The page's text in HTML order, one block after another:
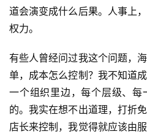
道会演变成什么后果。人事上
权力。
有些人曾经问过我这个问题，
单，成本怎么控制？我不知道
一个组织里边，每个层级、每
的。我实在想不出道理，打折
店长来控制，我觉得就应该由